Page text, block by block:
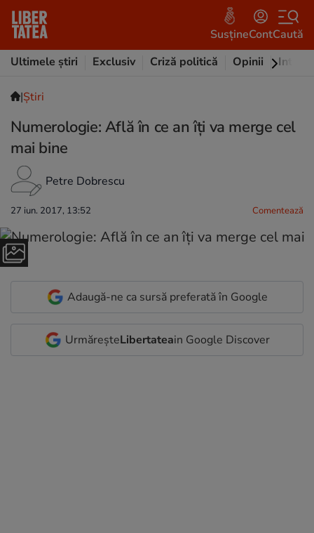
SusțineContCaută
Ultimele știri
Exclusiv Criză politică Opinii
|Ştiri
Numerologie: Află în ce an îți va merge cel
mai bine
Petre Dobrescu
27 iun. 2017, 13:52 Comentează
Adaugă-ne ca sursă preferată în Google
UrmăreșteLibertateain Google Discover